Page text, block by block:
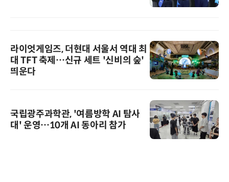
라이엇게임즈, 더현대 서울서 역대 최
대 TFT 축제…신규 세트 '신비의 숲'
띄운다
국립광주과학관, '여름방학 AI 탐사
대' 운영…10개 AI 동아리 참가